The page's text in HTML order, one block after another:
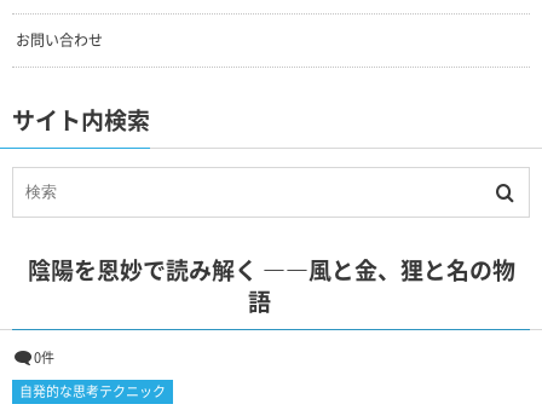
お問い合わせ
サイト内検索
陰陽を恩妙で読み解く ――風と金、狸と名の物
語
0件
自発的な思考テクニック